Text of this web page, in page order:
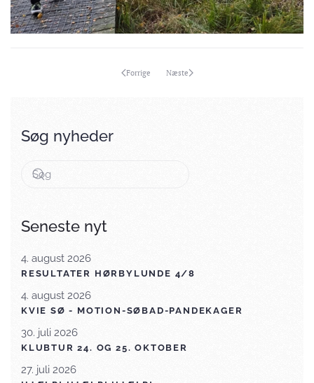
Forrige Næste
Søg nyheder
Seneste nyt
4. august 2026
RESULTATER HØRBYLUNDE 4/8
4. august 2026
KVIE SØ - MOTION-SØBAD-PANDEKAGER
30. juli 2026
KLUBTUR 24. OG 25. OKTOBER
27. juli 2026